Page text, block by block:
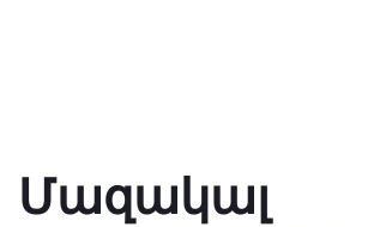
Մազակալ